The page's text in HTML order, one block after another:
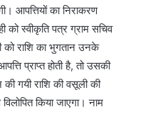
आपत्तियों का निराकरण
को स्वीकृति पत्र ग्राम सचिव
को राशि का भुगतान उनके
प्राप्त होती है, तो उसकी
गयी राशि की वसूली की
किया जाएगा। नाम